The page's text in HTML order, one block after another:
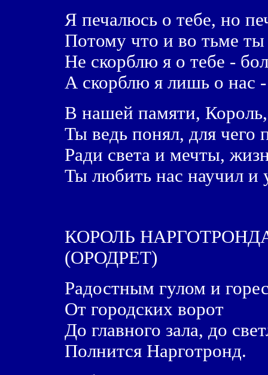
Я печалюсь о тебе, но
Потому что и во тьме ты
Не скорблю я о тебе -
А скорблю я лишь о нас -
В нашей памяти,
Ты ведь понял, для чего
Ради света и мечты,
Ты любить нас научил и
КОРОЛЬ
(ОРОДРЕТ)
Радостным гулом и
От городских ворот
До главного зала, до
Полнится Нарготронд.